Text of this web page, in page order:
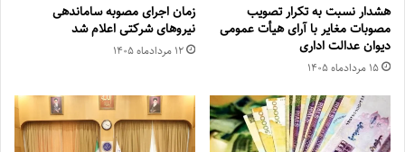
هشدار نسبت به تکرار تصویب
مصوبات مغایر با آرای هیأت عمومی
دیوان عدالت اداری
۱۵ مرداد‌ماه ۱۴۰۵
زمان اجرای مصوبه ساماندهی
نیروهای شرکتی اعلام شد
۱۲ مرداد‌ماه ۱۴۰۵